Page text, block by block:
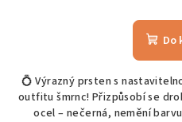
Do
💍 Výrazný prsten s
outfitu šmrnc! Přizpůsobí se
ocel – nečerná, nemění